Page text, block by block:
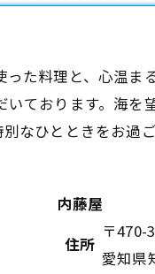
た料理と、心温
ております。海
なひとときをお過
内藤屋
住所
〒470-
愛知県